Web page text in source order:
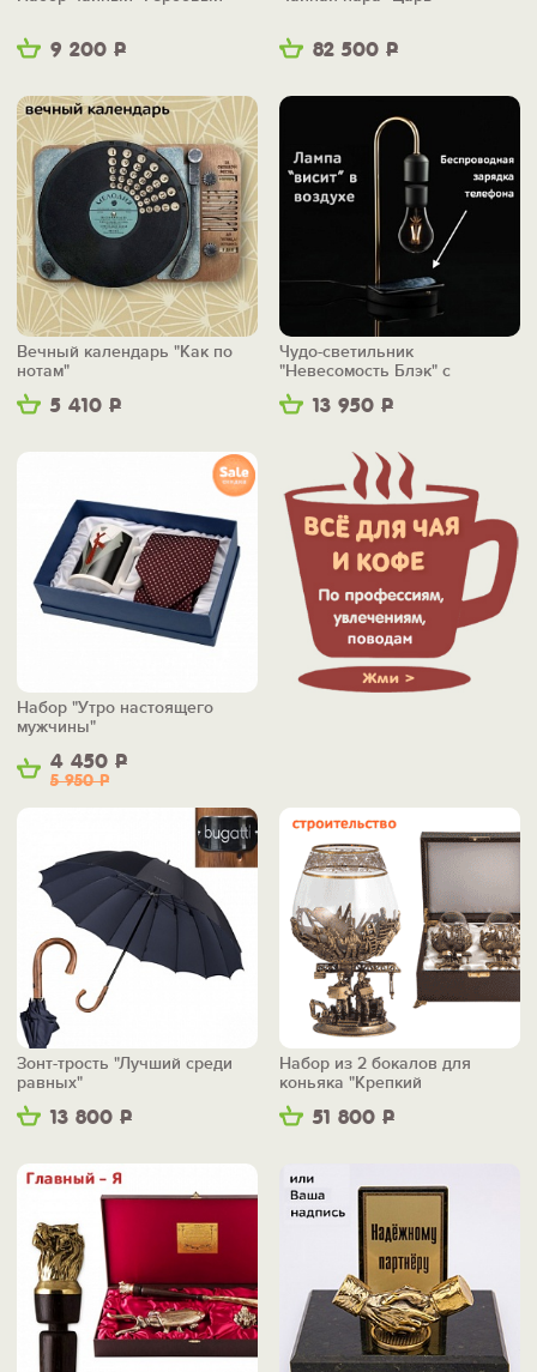
9 200 Р 82 500 Р
5 410 Р
Вечный календарь "Как по
нотам"
13 950 Р
Чудо-светильник
"Невесомость Блэк" с
беспроводной зарядкой
4 450 Р
5 950Р
Набор "Утро настоящего
мужчины"
13 800 Р
Зонт-трость "Лучший среди
равных"
51 800 Р
Набор из 2 бокалов для
коньяка "Крепкий
фундамент"